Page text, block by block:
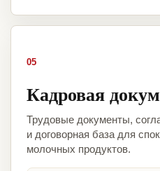
05
Кадровая
Трудовые документы,
и договорная база для
молочных продуктов.